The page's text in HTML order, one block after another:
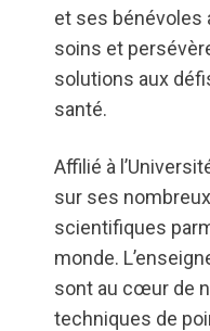
et ses bénévoles
soins et
solutions aux
santé.
Affilié à
sur ses
scientifiques
monde.
sont au cœur de
techniques de